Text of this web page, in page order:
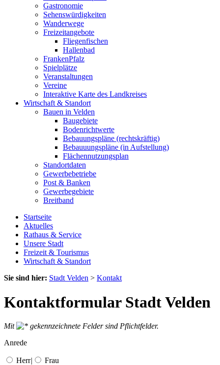
Gastronomie
Sehenswürdigkeiten
Wanderwege
Freizeitangebote
Fliegenfischen
Hallenbad
FrankenPfalz
Spielplätze
Veranstaltungen
Vereine
Interaktive Karte des Landkreises
Wirtschaft & Standort
Bauen in Velden
Baugebiete
Bodenrichtwerte
Bebauungspläne (rechtskräftig)
Bebauuungspläne (in Aufstellung)
Flächennutzungsplan
Standortdaten
Gewerbebetriebe
Post & Banken
Gewerbegebiete
Breitband
Startseite
Aktuelles
Rathaus & Service
Unsere Stadt
Freizeit & Tourismus
Wirtschaft & Standort
Sie sind hier: Stadt Velden > Kontakt
Kontaktformular Stadt Velden
Mit
gekennzeichnete Felder sind Pflichtfelder.
Anrede
Herr| Frau